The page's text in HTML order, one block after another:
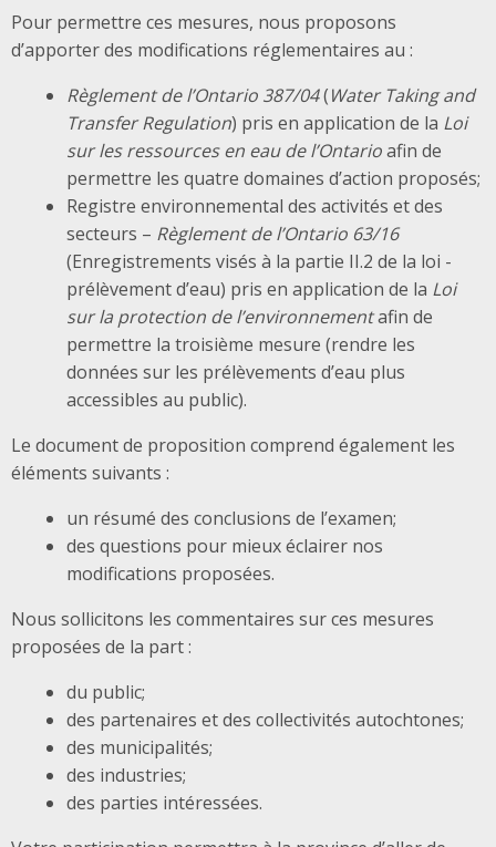
Pour permettre ces mesures, nous proposons
d’apporter des modifications réglementaires au :
Règlement de l’Ontario 387/04(Water Taking and
Transfer Regulation) pris en application de la Loi
sur les ressources en eau de l’Ontarioafin de
permettre les quatre domaines d’action proposés;
Registre environnemental des activités et des
secteurs – Règlement de l’Ontario 63/16
(Enregistrements visés à la partie II.2 de la loi -
prélèvement d’eau) pris en application de la Loi
sur la protection de l’environnementafin de
permettre la troisième mesure (rendre les
données sur les prélèvements d’eau plus
accessibles au public).
Le document de proposition comprend également les
éléments suivants :
un résumé des conclusions de l’examen;
des questions pour mieux éclairer nos
modifications proposées.
Nous sollicitons les commentaires sur ces mesures
proposées de la part :
du public;
des partenaires et des collectivités autochtones;
des municipalités;
des industries;
des parties intéressées.